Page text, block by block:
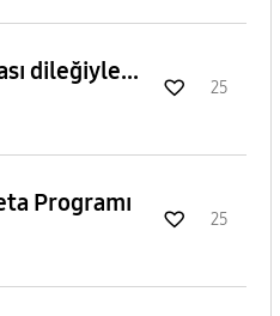
dileğiyle...
25
Programı
25